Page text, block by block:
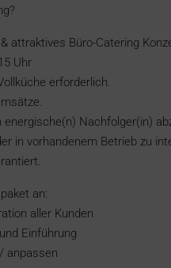
attraktives Büro-Catering
Uhr
erforderlich.
energische(n) Nachfolger(in)
in vorhandenem Betrieb zu
an:
aller Kunden
Einführung
anpassen